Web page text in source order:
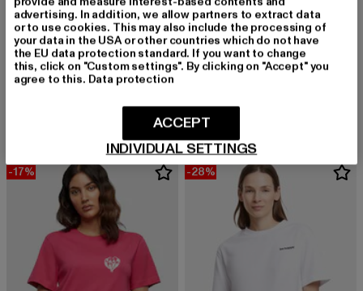
MISS TEE
Limona Vibes
Derzeitiger Preis: 19,08 EURAktionspreis: 22,99 EUR
MISS TEE
Road To Space
-17% -28%
advertising. In addition, we allow partners to extract data
or to use cookies. This may also include the processing of
your data in the USA or other countries which do not have
the EU data protection standard. If you want to change
this, click on "Custom settings". By clicking on "Accept" you
agree to this. Data protection
INDIVIDUAL SETTINGS
ACCEPT